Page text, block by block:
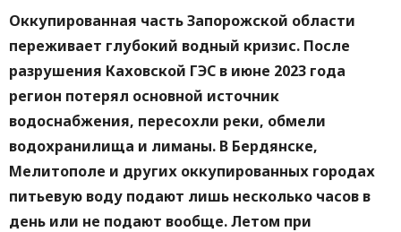
Оккупированная часть Запорожской области
переживает глубокий водный кризис. После
разрушения Каховской ГЭС в июне 2023 года
регион потерял основной источник
водоснабжения, пересохли реки, обмели
водохранилища и лиманы. В Бердянске,
Мелитополе и других оккупированных городах
питьевую воду подают лишь несколько часов в
день или не подают вообще. Летом при